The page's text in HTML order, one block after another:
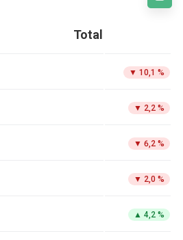
Total
▼ 10,1 %
▼ 2,2 %
▼ 6,2 %
▼ 2,0 %
▲ 4,2 %